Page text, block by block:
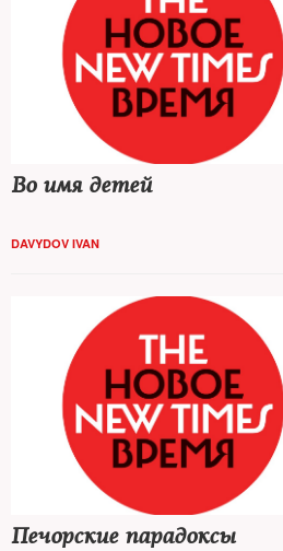
Во имя детей
DAVYDOV IVAN
Печорские парадоксы